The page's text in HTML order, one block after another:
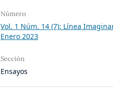
Número
Vol. 1 Núm. 14 (7): Línea
Enero 2023
Sección
Ensayos